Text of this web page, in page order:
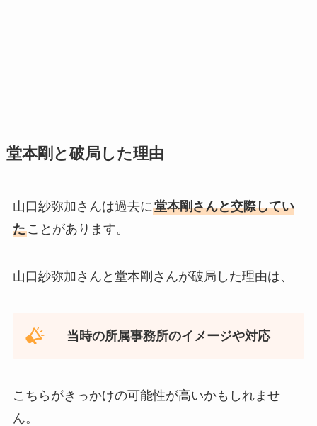
堂本剛と破局した理由
山口紗弥加さんは過去に堂本剛さんと交際してい
たことがあります。
山口紗弥加さんと堂本剛さんが破局した理由は、
当時の所属事務所のイメージや対応
こちらがきっかけの可能性が高いかもしれませ
ん。